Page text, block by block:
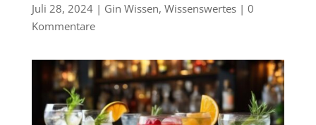
Juli 28, 2024| Gin Wissen, Wissenswertes| 0
Kommentare